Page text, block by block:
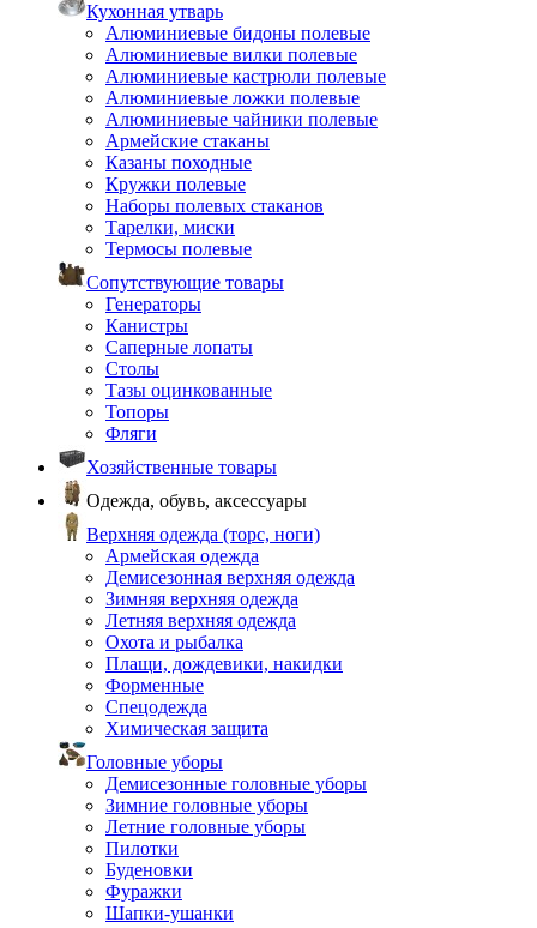
Кухонная утварь
Алюминиевые бидоны полевые
Алюминиевые вилки полевые
Алюминиевые кастрюли полевые
Алюминиевые ложки полевые
Алюминиевые чайники полевые
Армейские стаканы
Казаны походные
Кружки полевые
Наборы полевых стаканов
Тарелки, миски
Термосы полевые
Сопутствующие товары
Генераторы
Канистры
Саперные лопаты
Столы
Тазы оцинкованные
Топоры
Фляги
Хозяйственные товары
Одежда, обувь, аксессуары
Верхняя одежда (торс, ноги)
Армейская одежда
Демисезонная верхняя одежда
Зимняя верхняя одежда
Летняя верхняя одежда
Охота и рыбалка
Плащи, дождевики, накидки
Форменные
Спецодежда
Химическая защита
Головные уборы
Демисезонные головные уборы
Зимние головные уборы
Летние головные уборы
Пилотки
Буденовки
Фуражки
Шапки-ушанки